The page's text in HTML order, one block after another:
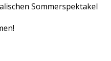
Sommerspektakel